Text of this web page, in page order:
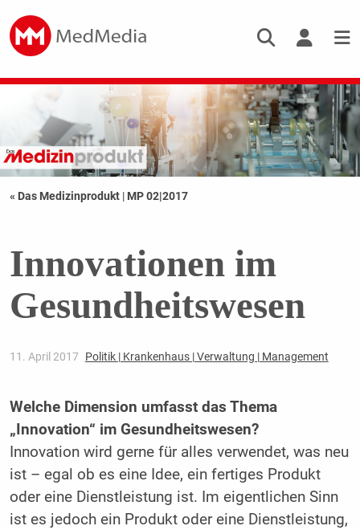
« Das Medizinprodukt | MP 02|2017
Innovationen im
Gesundheitswesen
11. April 2017 Politik | Krankenhaus | Verwaltung | Management
Welche Dimension umfasst das Thema
„Innovation“ im Gesundheitswesen?
Innovation wird gerne für alles verwendet, was neu
ist – egal ob es eine Idee, ein fertiges Produkt
oder eine Dienstleistung ist. Im eigentlichen Sinn
ist es jedoch ein Produkt oder eine Dienstleistung,